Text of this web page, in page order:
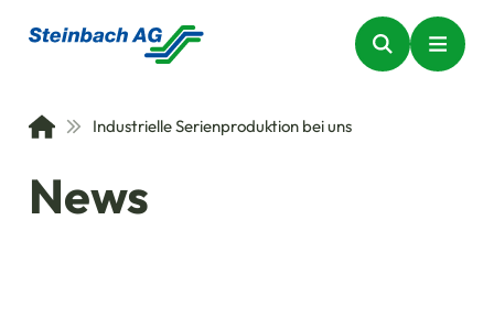
Industrielle Serienproduktion bei uns
News